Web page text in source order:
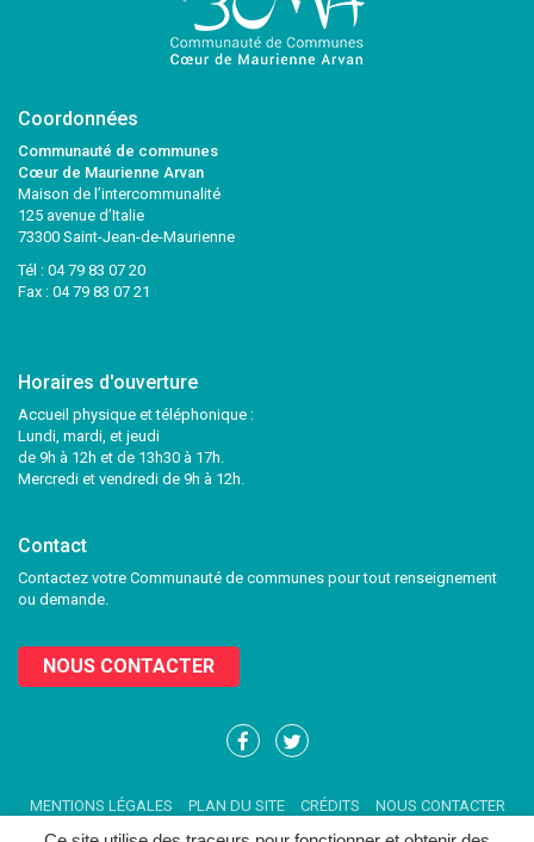
Coordonnées
Communauté de communes
Cœur de Maurienne Arvan
Maison de l’intercommunalité
125 avenue d’Italie
73300 Saint-Jean-de-Maurienne
Tél : 04 79 83 07 20
Fax : 04 79 83 07 21
Horaires d'ouverture
Accueil physique et téléphonique :
Lundi, mardi, et jeudi
de 9h à 12h et de 13h30 à 17h.
Mercredi et vendredi de 9h à 12h.
Contact
Contactez votre Communauté de communes pour tout renseignement
ou demande.
NOUS CONTACTER
Lien
compte
Facebook
Lien
compte
Twitter
MENTIONS LÉGALES PLAN DU SITE CRÉDITS NOUS CONTACTER